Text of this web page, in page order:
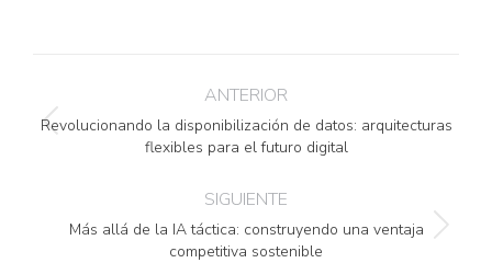
entre
publicaciones
ANTERIOR
Publicación
Revolucionando la disponibilización de datos: arquitecturas
flexibles para el futuro digital
SIGUIENTE
Publicación
Más allá de la IA táctica: construyendo una ventaja
competitiva sostenible